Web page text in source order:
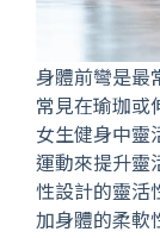
身體前彎是最
常見在瑜珈或
女生健身中靈
運動來提升靈
性設計的靈活
加身體的柔軟